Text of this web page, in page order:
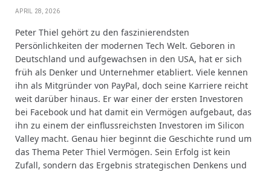
APRIL 28, 2026
Peter Thiel gehört zu den faszinierendsten
Persönlichkeiten der modernen Tech Welt. Geboren in
Deutschland und aufgewachsen in den USA, hat er sich
früh als Denker und Unternehmer etabliert. Viele kennen
ihn als Mitgründer von PayPal, doch seine Karriere reicht
weit darüber hinaus. Er war einer der ersten Investoren
bei Facebook und hat damit ein Vermögen aufgebaut, das
ihn zu einem der einflussreichsten Investoren im Silicon
Valley macht. Genau hier beginnt die Geschichte rund um
das Thema Peter Thiel Vermögen. Sein Erfolg ist kein
Zufall, sondern das Ergebnis strategischen Denkens und